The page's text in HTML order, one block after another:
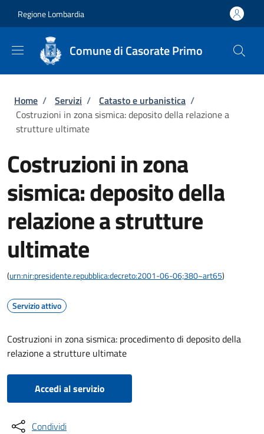
Regione Lombardia
Comune di Casorate Primo
Briciole di pane
Home / Servizi / Catasto e urbanistica /
Costruzioni in zona sismica: deposito della relazione a
strutture ultimate
Costruzioni in zona
sismica: deposito della
relazione a strutture
ultimate
(urn:nir:presidente.repubblica:decreto:2001-06-06;380~art65)
Servizio attivo
Costruzioni in zona sismica: procedimento di deposito della
relazione a strutture ultimate
Accedi al servizio
Condividi